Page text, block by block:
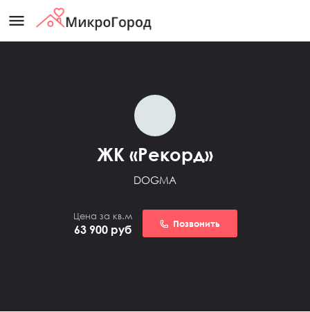
menu
ЖК «Рекорд»
DOGMA
Цена за кв.м
63 900 руб Позвонить